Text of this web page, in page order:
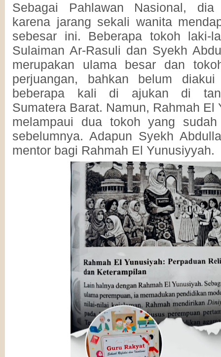
Sebagai Pahlawan Nasional,
karena jarang sekali wanita
sebesar ini. Beberapa tokoh laki-
Sulaiman Ar-Rasuli dan Syekh
merupakan ulama besar dan
perjuangan, bahkan belum
beberapa kali di ajukan di
Sumatera Barat. Namun, Rahmah El
melampaui dua tokoh yang sudah
sebelumnya. Adapun Syekh
mentor bagi Rahmah El Yunusiyyah.